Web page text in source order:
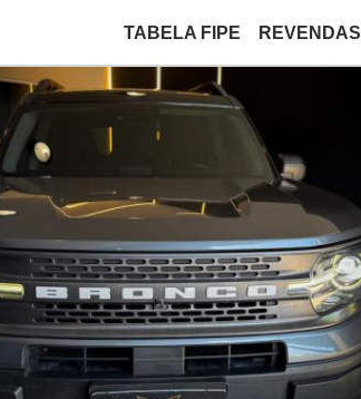
TABELA FIPE REVENDAS